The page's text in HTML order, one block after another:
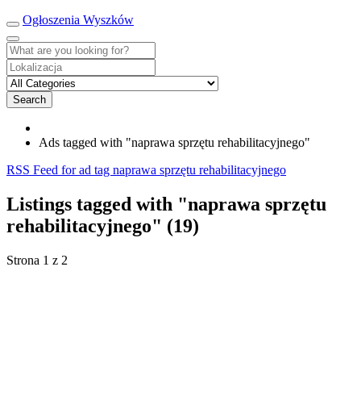
Ogłoszenia Wyszków
Search
Ads tagged with "naprawa sprzętu rehabilitacyjnego"
RSS Feed for ad tag naprawa sprzętu rehabilitacyjnego
Listings tagged with "naprawa sprzętu
rehabilitacyjnego" (19)
Strona 1 z 2